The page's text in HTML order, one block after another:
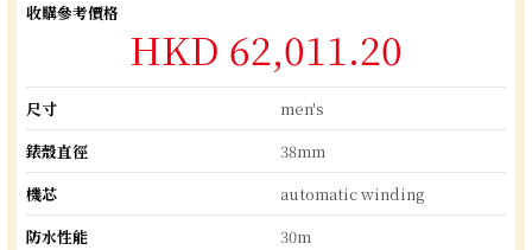
收購參考價格
HKD 62,011.20
尺寸
men's
錶殼直徑
38mm
機芯
automatic winding
防水性能
30m